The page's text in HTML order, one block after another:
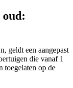
geldt een aangepast
die vanaf 1
toegelaten op de